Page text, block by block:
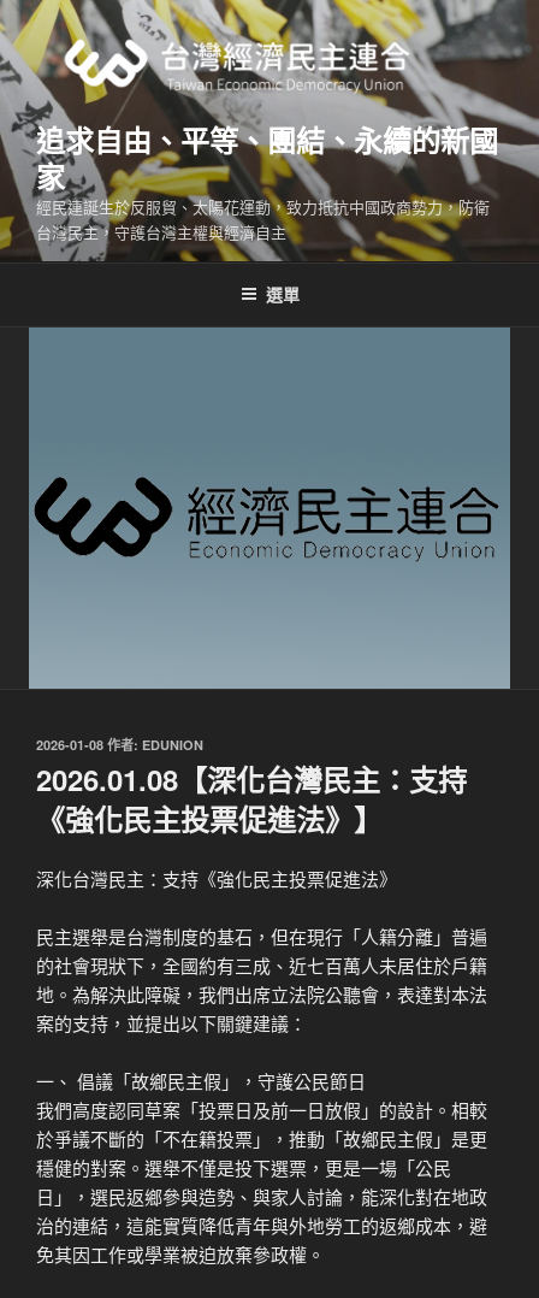
跳
至
主
內
容
追求自由、平等、團結、永續的新國
家
經民連誕生於反服貿、太陽花運動，致力抵抗中國政商勢力，防衛
台灣民主，守護台灣主權與經濟自主
選單
發
於
2026-01-08 作者: EDUNION
2026.01.08【深化台灣民主：支持
《強化民主投票促進法》】
深化台灣民主：支持《強化民主投票促進法》
民主選舉是台灣制度的基石，但在現行「人籍分離」普遍
的社會現狀下，全國約有三成、近七百萬人未居住於戶籍
地。為解決此障礙，我們出席立法院公聽會，表達對本法
案的支持，並提出以下關鍵建議：
一、 倡議「故鄉民主假」，守護公民節日
我們高度認同草案「投票日及前一日放假」的設計。相較
於爭議不斷的「不在籍投票」，推動「故鄉民主假」是更
穩健的對案。選舉不僅是投下選票，更是一場「公民
日」，選民返鄉參與造勢、與家人討論，能深化對在地政
治的連結，這能實質降低青年與外地勞工的返鄉成本，避
免其因工作或學業被迫放棄參政權。